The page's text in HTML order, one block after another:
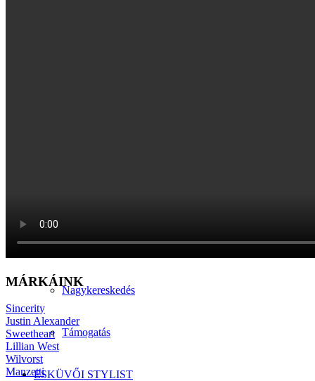
ELÉRHETŐSÉG
Nagykereskedés
Támogatás
ESKÜVŐI STYLIST
MÁRKÁINK
Sincerity
Justin Alexander
Sweetheart
Lillian West
Wilvorst
Manzetti